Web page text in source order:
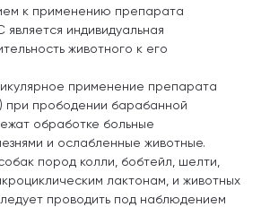
к применению препарата
индивидуальная
животного к его
применение препарата
при прободении барабанной
обработке больные
и ослабленные животные.
пород колли, бобтейл, шелти,
лактонам, и животных
проводить под наблюдением